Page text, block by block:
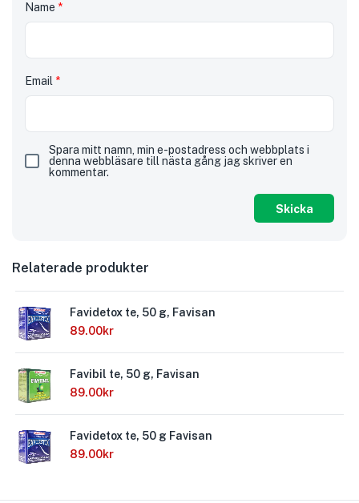
Name *
Email *
Spara mitt namn, min e-postadress och webbplats i
denna webbläsare till nästa gång jag skriver en
kommentar.
Relaterade produkter
Favidetox te, 50 g, Favisan
89.00kr
Favibil te, 50 g, Favisan
89.00kr
Favidetox te, 50 g Favisan
89.00kr